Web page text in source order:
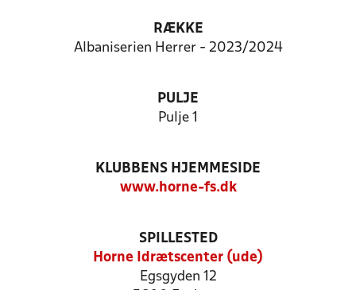
RÆKKE
Albaniserien Herrer - 2023/2024
PULJE
Pulje 1
KLUBBENS HJEMMESIDE
www.horne-fs.dk
SPILLESTED
Horne Idrætscenter (ude)
Egsgyden 12